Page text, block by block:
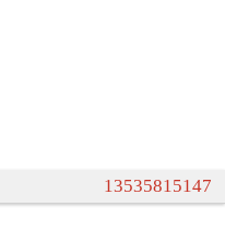
13535815147